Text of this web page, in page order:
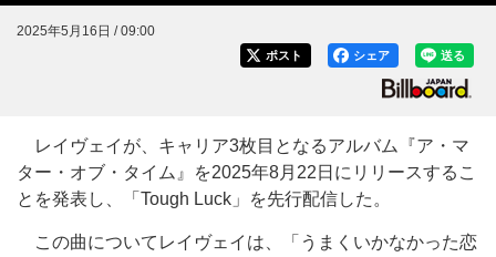
2025年5月16日 / 09:00
送る
シェア
ポスト
レイヴェイが、キャリア3枚目となるアルバム『ア・マ
ター・オブ・タイム』を2025年8月22日にリリースするこ
とを発表し、「Tough Luck」を先行配信した。
この曲についてレイヴェイは、「うまくいかなかった恋